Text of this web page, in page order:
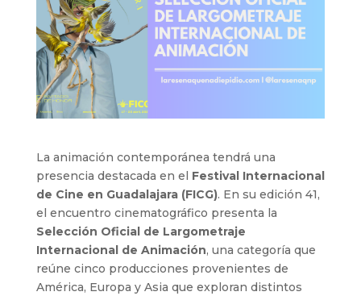
La animación contemporánea tendrá una
presencia destacada en el Festival Internacional
de Cine en Guadalajara (FICG). En su edición 41,
el encuentro cinematográfico presenta la
Selección Oficial de Largometraje
Internacional de Animación, una categoría que
reúne cinco producciones provenientes de
América, Europa y Asia que exploran distintos